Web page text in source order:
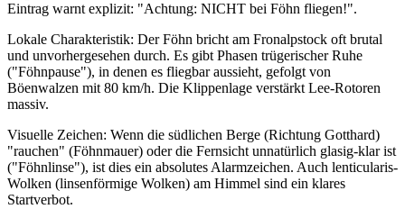
Eintrag warnt explizit: "Achtung: NICHT bei Föhn fliegen!".
Lokale Charakteristik: Der Föhn bricht am Fronalpstock oft brutal
und unvorhergesehen durch. Es gibt Phasen trügerischer Ruhe
("Föhnpause"), in denen es fliegbar aussieht, gefolgt von
Böenwalzen mit 80 km/h. Die Klippenlage verstärkt Lee-Rotoren
massiv.
Visuelle Zeichen: Wenn die südlichen Berge (Richtung Gotthard)
"rauchen" (Föhnmauer) oder die Fernsicht unnatürlich glasig-klar ist
("Föhnlinse"), ist dies ein absolutes Alarmzeichen. Auch lenticularis-
Wolken (linsenförmige Wolken) am Himmel sind ein klares
Startverbot.